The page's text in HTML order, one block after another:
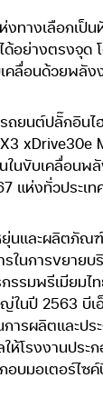
างเลือกเป็น
ด้อย่างตรงจุด
ลื่อนด้วยพลัง
ถยนต์ปลั๊กอิน
นขับเคลื่อนพลั
แห่งทั่วประเท
นและผลิตภัณ
ในการขยาย
รรมพรีเมียมไ
ในปี 2563 บีเ
การผลิตและป
ห้โรงงานปร
อบมอเตอร์ไซ